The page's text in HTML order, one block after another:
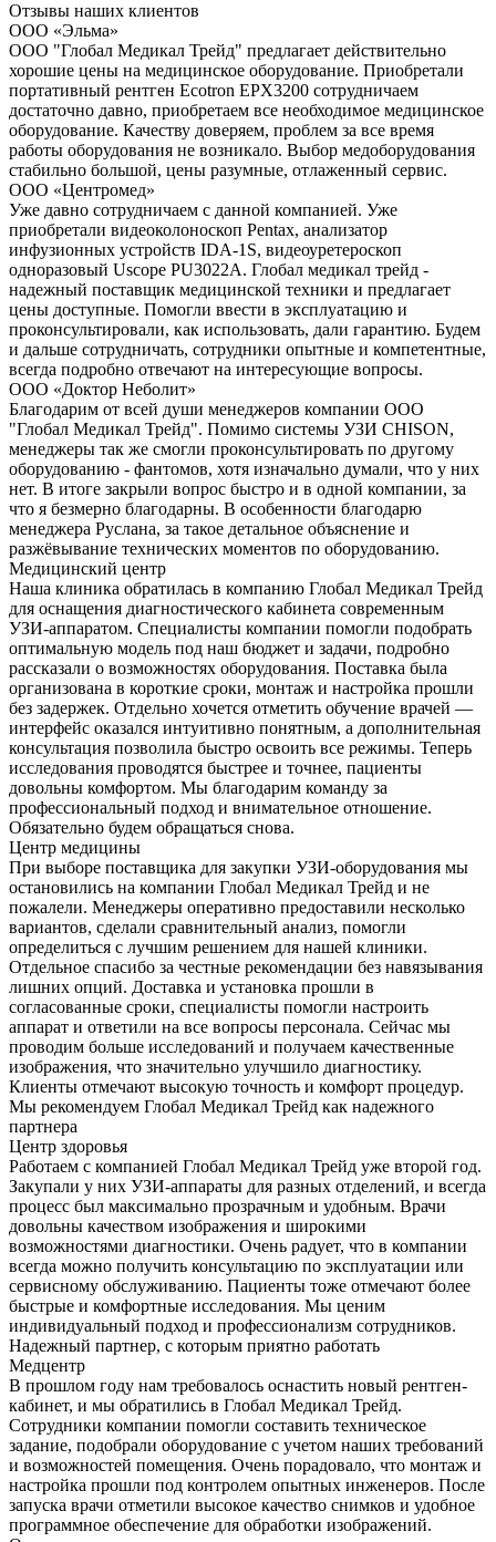
Отзывы наших клиентов
ООО «Эльма»
ООО "Глобал Медикал Трейд" предлагает действительно
хорошие цены на медицинское оборудование. Приобретали
портативный рентген Ecotron EPX3200 сотрудничаем
достаточно давно, приобретаем все необходимое медицинское
оборудование. Качеству доверяем, проблем за все время
работы оборудования не возникало. Выбор медоборудования
стабильно большой, цены разумные, отлаженный сервис.
ООО «Центромед»
Уже давно сотрудничаем с данной компанией. Уже
приобретали видеоколоноскоп Pentax, анализатор
инфузионных устройств IDA-1S, видеоуретероскоп
одноразовый Uscope PU3022A. Глобал медикал трейд -
надежный поставщик медицинской техники и предлагает
цены доступные. Помогли ввести в эксплуатацию и
проконсультировали, как использовать, дали гарантию. Будем
и дальше сотрудничать, сотрудники опытные и компетентные,
всегда подробно отвечают на интересующие вопросы.
ООО «Доктор Неболит»
Благодарим от всей души менеджеров компании ООО
"Глобал Медикал Трейд". Помимо системы УЗИ CHISON,
менеджеры так же смогли проконсультировать по другому
оборудованию - фантомов, хотя изначально думали, что у них
нет. В итоге закрыли вопрос быстро и в одной компании, за
что я безмерно благодарны. В особенности благодарю
менеджера Руслана, за такое детальное объяснение и
разжёвывание технических моментов по оборудованию.
Медицинский центр
Наша клиника обратилась в компанию Глобал Медикал Трейд
для оснащения диагностического кабинета современным
УЗИ-аппаратом. Специалисты компании помогли подобрать
оптимальную модель под наш бюджет и задачи, подробно
рассказали о возможностях оборудования. Поставка была
организована в короткие сроки, монтаж и настройка прошли
без задержек. Отдельно хочется отметить обучение врачей —
интерфейс оказался интуитивно понятным, а дополнительная
консультация позволила быстро освоить все режимы. Теперь
исследования проводятся быстрее и точнее, пациенты
довольны комфортом. Мы благодарим команду за
профессиональный подход и внимательное отношение.
Обязательно будем обращаться снова.
Центр медицины
При выборе поставщика для закупки УЗИ-оборудования мы
остановились на компании Глобал Медикал Трейд и не
пожалели. Менеджеры оперативно предоставили несколько
вариантов, сделали сравнительный анализ, помогли
определиться с лучшим решением для нашей клиники.
Отдельное спасибо за честные рекомендации без навязывания
лишних опций. Доставка и установка прошли в
согласованные сроки, специалисты помогли настроить
аппарат и ответили на все вопросы персонала. Сейчас мы
проводим больше исследований и получаем качественные
изображения, что значительно улучшило диагностику.
Клиенты отмечают высокую точность и комфорт процедур.
Мы рекомендуем Глобал Медикал Трейд как надежного
партнера
Центр здоровья
Работаем с компанией Глобал Медикал Трейд уже второй год.
Закупали у них УЗИ-аппараты для разных отделений, и всегда
процесс был максимально прозрачным и удобным. Врачи
довольны качеством изображения и широкими
возможностями диагностики. Очень радует, что в компании
всегда можно получить консультацию по эксплуатации или
сервисному обслуживанию. Пациенты тоже отмечают более
быстрые и комфортные исследования. Мы ценим
индивидуальный подход и профессионализм сотрудников.
Надежный партнер, с которым приятно работать
Медцентр
В прошлом году нам требовалось оснастить новый рентген-
кабинет, и мы обратились в Глобал Медикал Трейд.
Сотрудники компании помогли составить техническое
задание, подобрали оборудование с учетом наших требований
и возможностей помещения. Очень порадовало, что монтаж и
настройка прошли под контролем опытных инженеров. После
запуска врачи отметили высокое качество снимков и удобное
программное обеспечение для обработки изображений.